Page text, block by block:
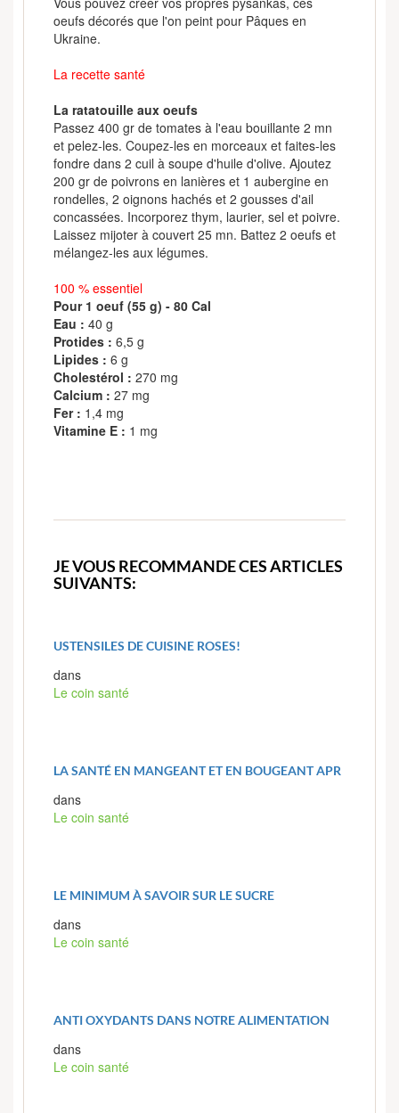
oeufs décorés que l'on peint pour Pâques en
Ukraine.
La recette santé
La ratatouille aux oeufs
Passez 400 gr de tomates à l'eau bouillante 2 mn
et pelez-les. Coupez-les en morceaux et faites-les
fondre dans 2 cuil à soupe d'huile d'olive. Ajoutez
200 gr de poivrons en lanières et 1 aubergine en
rondelles, 2 oignons hachés et 2 gousses d'ail
concassées. Incorporez thym, laurier, sel et poivre.
Laissez mijoter à couvert 25 mn. Battez 2 oeufs et
mélangez-les aux légumes.
100 % essentiel
Pour 1 oeuf (55 g) - 80 Cal
Eau : 40 g
Protides : 6,5 g
Lipides : 6 g
Cholestérol : 270 mg
Calcium : 27 mg
Fer : 1,4 mg
Vitamine E : 1 mg
JE VOUS RECOMMANDE CES ARTICLES
SUIVANTS:
USTENSILES DE CUISINE ROSES!
dans
Le coin santé
LA SANTÉ EN MANGEANT ET EN BOUGEANT APR
dans
Le coin santé
LE MINIMUM À SAVOIR SUR LE SUCRE
dans
Le coin santé
ANTI OXYDANTS DANS NOTRE ALIMENTATION
dans
Le coin santé